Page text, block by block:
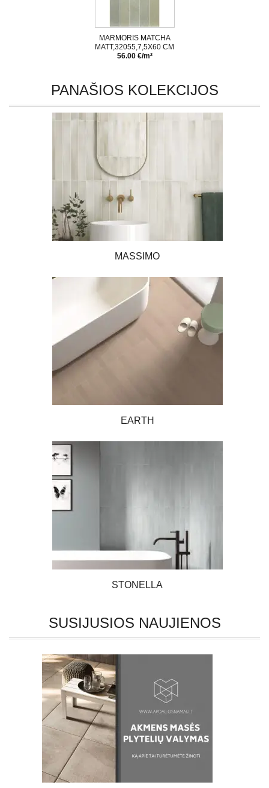
MARMORIS MATCHA
MATT,32055,7,5X60 CM
56.00 €/m²
PANAŠIOS KOLEKCIJOS
MASSIMO
EARTH
STONELLA
SUSIJUSIOS NAUJIENOS